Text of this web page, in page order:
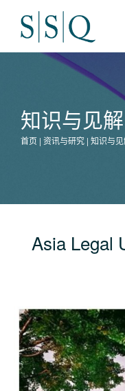
法律市场咨询
人才解决方案
专业团队
知识与见解
首页 | 资讯与研究 | 知识与
Asia Legal